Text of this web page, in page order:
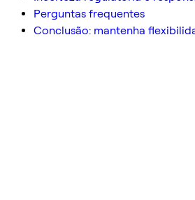
Perguntas frequentes
Conclusão: mantenha